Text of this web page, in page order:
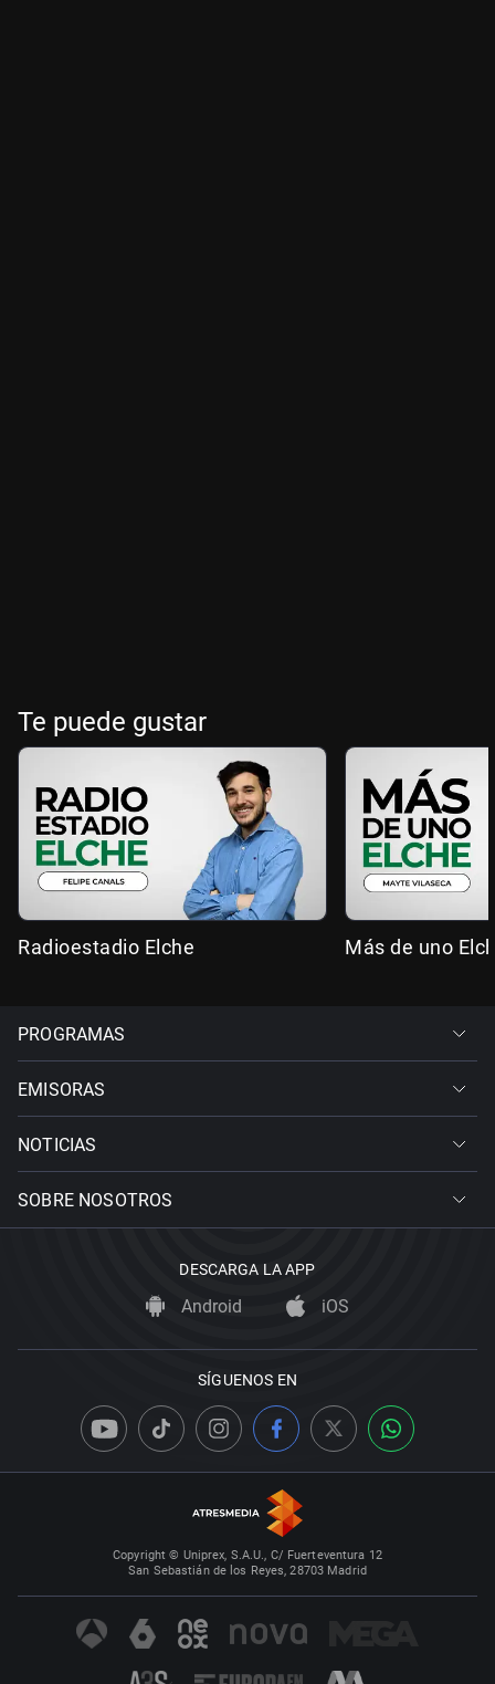
Te puede gustar
Radioestadio Elche Más de uno
PROGRAMAS
EMISORAS
NOTICIAS
SOBRE NOSOTROS
DESCARGA LA APP
Android iOS
SÍGUENOS EN
Copyright © Uniprex, S.A.U., C/ Fuerteventura 12
San Sebastián de los Reyes, 28703 Madrid